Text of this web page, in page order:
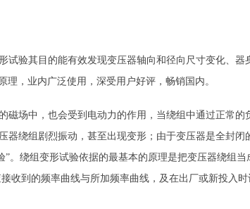
验其目的能有效发现变压器轴向和径向尺寸变化、
理，业内广泛使用，深受用户好评，畅销国内。
场中，也会受到电动力的作用，当绕组中通过正常
绕组剧烈振动，甚至出现变形；由于变压器是全封
。绕组变形试验依据的最基本的原理是把变压器绕组
收到的频率曲线与所加频率曲线，及在出厂或新投入